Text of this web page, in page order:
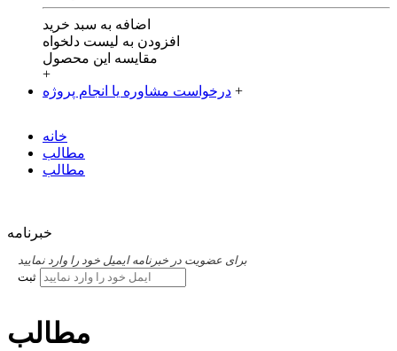
اضافه به سبد خرید
افزودن به لیست دلخواه
مقایسه این محصول
+
درخواست مشاوره یا انجام پروژه +
خانه
مطالب
مطالب
خبرنامه
برای عضویت در خبرنامه ایمیل خود را وارد نمایید
ثبت
مطالب